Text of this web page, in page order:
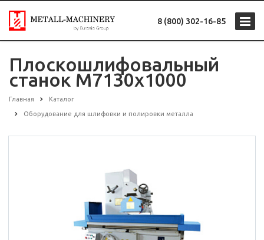
8 (800) 302-16-85
Плоскошлифовальный
станок М7130х1000
Главная Каталог
Оборудование для шлифовки и полировки металла